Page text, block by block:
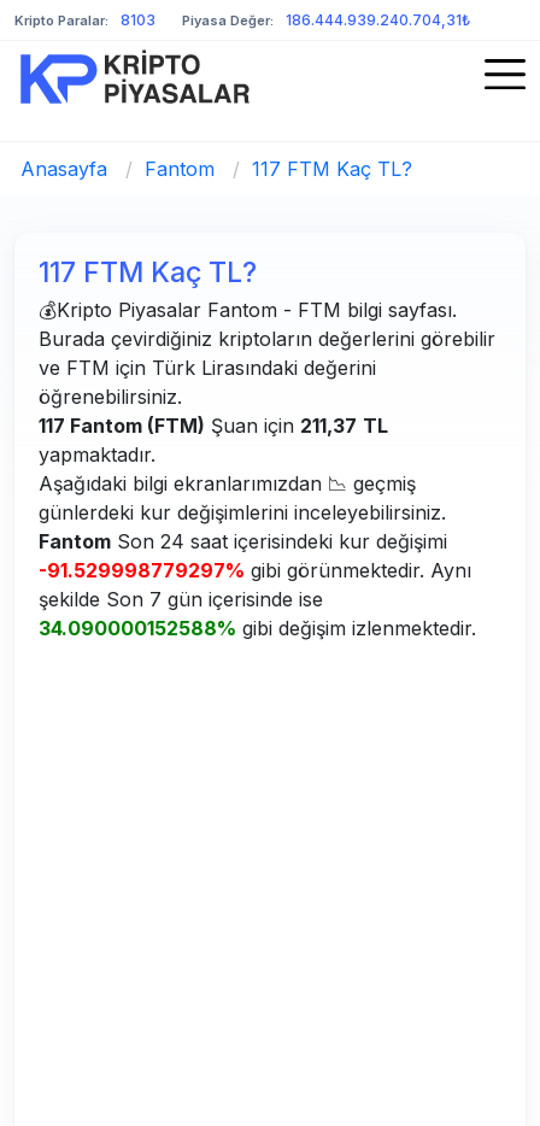
Kripto Paralar: 8103 Piyasa Değer: 186.444.939.240.704,31₺
Anasayfa / Fantom / 117 FTM Kaç TL?
117 FTM Kaç TL?
💰Kripto Piyasalar Fantom - FTM bilgi sayfası.
Burada çevirdiğiniz kriptoların değerlerini görebilir
ve FTM için Türk Lirasındaki değerini
öğrenebilirsiniz.
117 Fantom (FTM) Şuan için 211,37 TL
yapmaktadır.
Aşağıdaki bilgi ekranlarımızdan 📉 geçmiş
günlerdeki kur değişimlerini inceleyebilirsiniz.
Fantom Son 24 saat içerisindeki kur değişimi
-91.529998779297% gibi görünmektedir. Aynı
şekilde Son 7 gün içerisinde ise
34.090000152588% gibi değişim izlenmektedir.